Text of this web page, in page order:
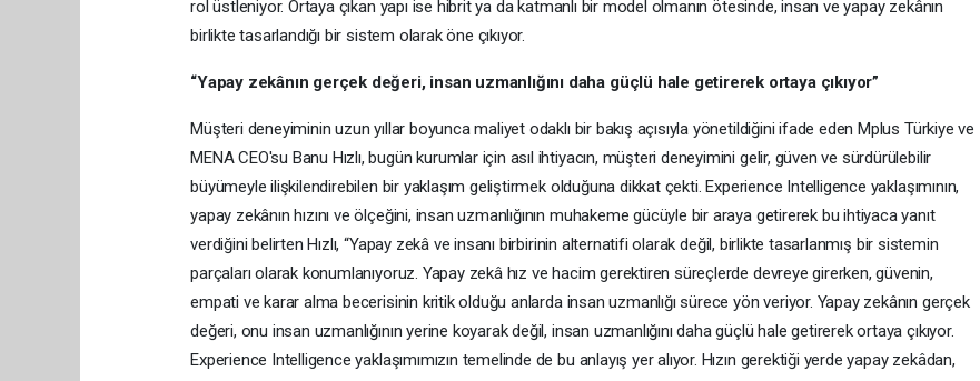
rol üstleniyor. Ortaya çıkan yapı ise hibrit ya da katmanlı bir model olmanın ötesinde, insan ve yapay zekânın
birlikte tasarlandığı bir sistem olarak öne çıkıyor.
“Yapay zekânın gerçek değeri, insan uzmanlığını daha güçlü hale getirerek ortaya çıkıyor”
Müşteri deneyiminin uzun yıllar boyunca maliyet odaklı bir bakış açısıyla yönetildiğini ifade eden Mplus Türkiye ve
MENA CEO'su Banu Hızlı, bugün kurumlar için asıl ihtiyacın, müşteri deneyimini gelir, güven ve sürdürülebilir
büyümeyle ilişkilendirebilen bir yaklaşım geliştirmek olduğuna dikkat çekti. Experience Intelligence yaklaşımının,
yapay zekânın hızını ve ölçeğini, insan uzmanlığının muhakeme gücüyle bir araya getirerek bu ihtiyaca yanıt
verdiğini belirten Hızlı, “Yapay zekâ ve insanı birbirinin alternatifi olarak değil, birlikte tasarlanmış bir sistemin
parçaları olarak konumlanıyoruz. Yapay zekâ hız ve hacim gerektiren süreçlerde devreye girerken, güvenin,
empati ve karar alma becerisinin kritik olduğu anlarda insan uzmanlığı sürece yön veriyor. Yapay zekânın gerçek
değeri, onu insan uzmanlığının yerine koyarak değil, insan uzmanlığını daha güçlü hale getirerek ortaya çıkıyor.
Experience Intelligence yaklaşımımızın temelinde de bu anlayış yer alıyor. Hızın gerektiği yerde yapay zekâdan,